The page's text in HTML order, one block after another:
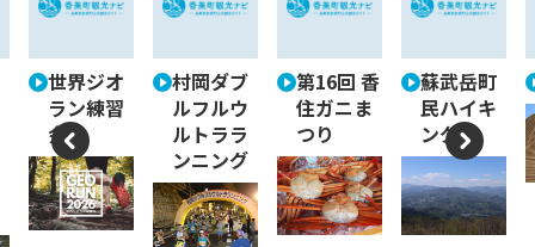
P
re
N
e
世界ジオ
ラン練習
会
村岡ダブ
ルフルウ
ルトララ
ンニング
第16回 香
住ガニま
つり
蘇武岳町
民ハイキ
ング